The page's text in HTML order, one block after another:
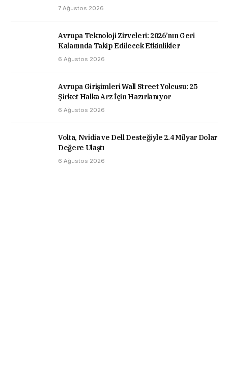
7 Ağustos 2026
Avrupa Teknoloji Zirveleri: 2026’nın Geri
Kalanında Takip Edilecek Etkinlikler
6 Ağustos 2026
Avrupa Girişimleri Wall Street Yolcusu: 25
Şirket Halka Arz İçin Hazırlanıyor
6 Ağustos 2026
Volta, Nvidia ve Dell Desteğiyle 2.4 Milyar Dolar
Değere Ulaştı
6 Ağustos 2026